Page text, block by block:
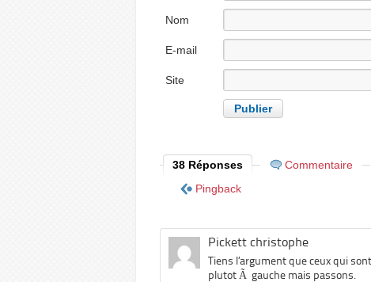
Nom
E-mail
Site
38 Réponses Commentaire
Pingback
Pickett christophe
Tiens l’argument que ceux qui
plutot Ã gauche mais passons.